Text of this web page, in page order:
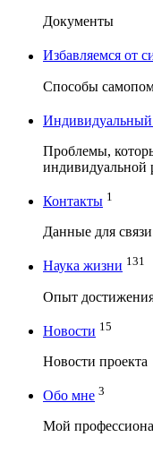
Документы
Избавляемся от
Способы
Проблемы,
индивидуальной
Контакты 1
Данные для
Наука жизни 131
Опыт
Новости 15
Новости проекта
Обо мне 3
Мой